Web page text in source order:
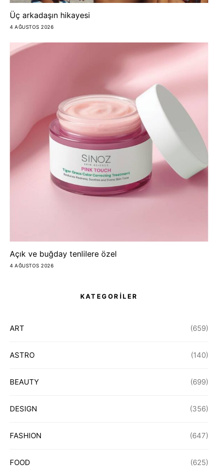
Üç arkadaşın hikayesi
4 AĞUSTOS 2026
Açık ve buğday tenlilere özel
4 AĞUSTOS 2026
KATEGORİLER
ART (659)
ASTRO (140)
BEAUTY (699)
DESIGN (356)
FASHION (647)
FOOD (625)